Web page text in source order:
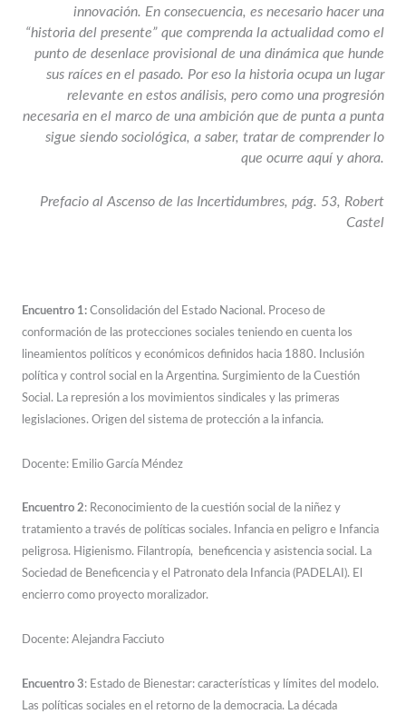
innovación. En consecuencia, es necesario hacer una
“historia del presente” que comprenda la actualidad como el
punto de desenlace provisional de una dinámica que hunde
sus raíces en el pasado. Por eso la historia ocupa un lugar
relevante en estos análisis, pero como una progresión
necesaria en el marco de una ambición que de punta a punta
sigue siendo sociológica, a saber, tratar de comprender lo
que ocurre aquí y ahora.
Prefacio al Ascenso de las Incertidumbres, pág. 53, Robert
Castel
Encuentro 1: Consolidación del Estado Nacional. Proceso de
conformación de las protecciones sociales teniendo en cuenta los
lineamientos políticos y económicos definidos hacia 1880. Inclusión
política y control social en la Argentina. Surgimiento de la Cuestión
Social. La represión a los movimientos sindicales y las primeras
legislaciones. Origen del sistema de protección a la infancia.
Docente: Emilio García Méndez
Encuentro 2: Reconocimiento de la cuestión social de la niñez y
tratamiento a través de políticas sociales. Infancia en peligro e Infancia
peligrosa. Higienismo. Filantropía, beneficencia y asistencia social. La
Sociedad de Beneficencia y el Patronato dela Infancia (PADELAI). El
encierro como proyecto moralizador.
Docente: Alejandra Facciuto
Encuentro 3: Estado de Bienestar: características y límites del modelo.
Las políticas sociales en el retorno de la democracia. La década